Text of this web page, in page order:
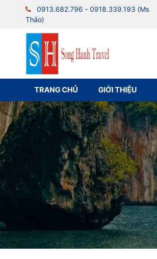
0913.682.796 - 0918.339.193 (Ms
Thảo)
TRANG CHỦ GIỚI THIỆU